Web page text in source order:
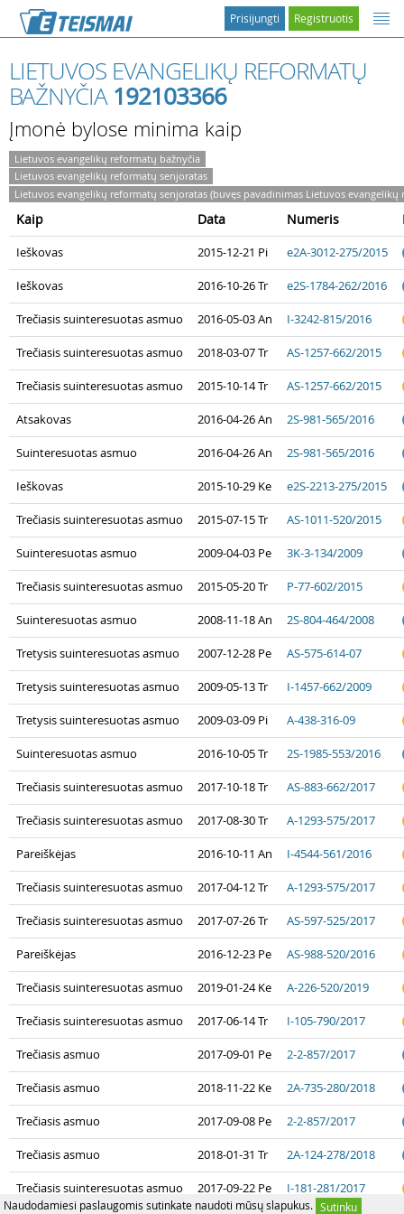
Naudodamiesi paslaugomis sutinkate naudoti mūsų slapukus. Sutinku
Registruotis
Prisijungti
LIETUVOS EVANGELIKŲ REFORMATŲ
BAŽNYČIA 192103366
Įmonė bylose minima kaip
Lietuvos evangelikų reformatų bažnyčia
Lietuvos evangelikų reformatų senjoratas
Lietuvos evangelikų reformatų senjoratas (buvęs pavadinimas Lietuvos evangelikų
Kaip Data Numeris
Ieškovas 2015-12-21 Pi e2A-3012-275/2015
Ieškovas 2016-10-26 Tr e2S-1784-262/2016
Trečiasis suinteresuotas asmuo 2016-05-03 An I-3242-815/2016
Trečiasis suinteresuotas asmuo 2018-03-07 Tr AS-1257-662/2015
Trečiasis suinteresuotas asmuo 2015-10-14 Tr AS-1257-662/2015
Atsakovas 2016-04-26 An 2S-981-565/2016
Suinteresuotas asmuo 2016-04-26 An 2S-981-565/2016
Ieškovas 2015-10-29 Ke e2S-2213-275/2015
Trečiasis suinteresuotas asmuo 2015-07-15 Tr AS-1011-520/2015
Suinteresuotas asmuo 2009-04-03 Pe 3K-3-134/2009
Trečiasis suinteresuotas asmuo 2015-05-20 Tr P-77-602/2015
Suinteresuotas asmuo 2008-11-18 An 2S-804-464/2008
Tretysis suinteresuotas asmuo 2007-12-28 Pe AS-575-614-07
Tretysis suinteresuotas asmuo 2009-05-13 Tr I-1457-662/2009
Tretysis suinteresuotas asmuo 2009-03-09 Pi A-438-316-09
Suinteresuotas asmuo 2016-10-05 Tr 2S-1985-553/2016
Trečiasis suinteresuotas asmuo 2017-10-18 Tr AS-883-662/2017
Trečiasis suinteresuotas asmuo 2017-08-30 Tr A-1293-575/2017
Pareiškėjas 2016-10-11 An I-4544-561/2016
Trečiasis suinteresuotas asmuo 2017-04-12 Tr A-1293-575/2017
Trečiasis suinteresuotas asmuo 2017-07-26 Tr AS-597-525/2017
Pareiškėjas 2016-12-23 Pe AS-988-520/2016
Trečiasis suinteresuotas asmuo 2019-01-24 Ke A-226-520/2019
Trečiasis suinteresuotas asmuo 2017-06-14 Tr I-105-790/2017
Trečiasis asmuo 2017-09-01 Pe 2-2-857/2017
Trečiasis asmuo 2018-11-22 Ke 2A-735-280/2018
Trečiasis asmuo 2017-09-08 Pe 2-2-857/2017
Trečiasis asmuo 2018-01-31 Tr 2A-124-278/2018
Trečiasis suinteresuotas asmuo 2017-09-22 Pe I-181-281/2017